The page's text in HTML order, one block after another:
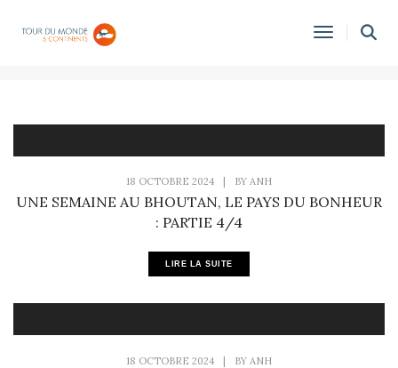
Toggle
18 OCTOBRE 2024 BY ANH
UNE SEMAINE AU BHOUTAN, LE PAYS DU BONHEUR
: PARTIE 4/4
LIRE LA SUITE
18 OCTOBRE 2024 | BY ANH